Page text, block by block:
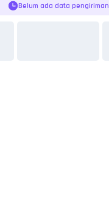
Belum ada data pengiriman